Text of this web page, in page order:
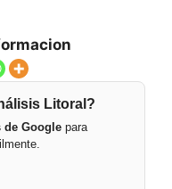
Litoral?
de Google para